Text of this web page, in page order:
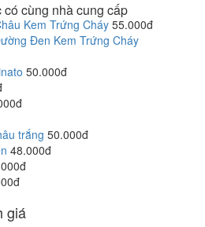
cùng nhà cung cấp
Kem Trứng Cháy 55.000đ
Đen Kem Trứng Cháy
50.000đ
trắng 50.000đ
48.000đ
giá